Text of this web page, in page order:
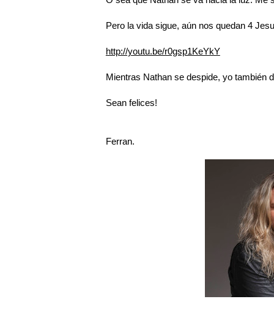
Pero la vida sigue, aún nos quedan 4
http://youtu.be/r0gsp1KeYkY
Mientras Nathan se despide, yo también
Sean felices!
Ferran.